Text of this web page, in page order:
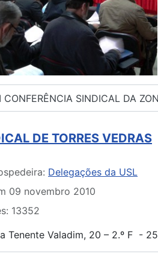
SINDICAL DA
DE TORRES VEDRAS
Delegações da USL
09 novembro 2010
13352
Tenente Valadim, 20 – 2.º F -